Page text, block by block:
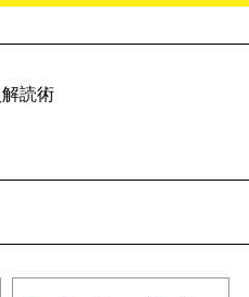
読術